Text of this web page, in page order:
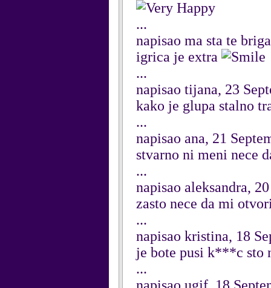
...
napisao ma sta te
igrica je extra
...
napisao tijana, 23
kako je glupa stalno
...
napisao ana, 21
stvarno ni meni nece
...
napisao aleksandra,
zasto nece da mi
...
napisao kristina, 18
je bote pusi k***c sto
...